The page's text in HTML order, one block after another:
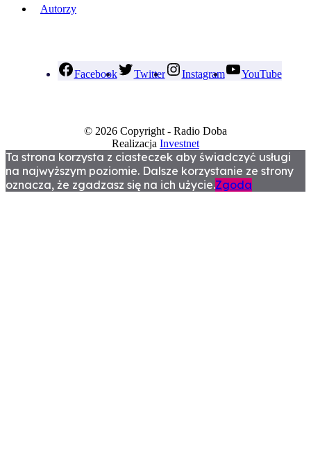
Autorzy
Facebook Twitter Instagram YouTube
© 2026 Copyright - Radio Doba
Realizacja Investnet
Ta strona korzysta z ciasteczek aby świadczyć usługi
na najwyższym poziomie. Dalsze korzystanie ze strony
oznacza, że zgadzasz się na ich użycie.Zgoda